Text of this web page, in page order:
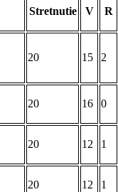
Stretnutie V R
20 15 2
20 16 0
20 12 1
20 12 1